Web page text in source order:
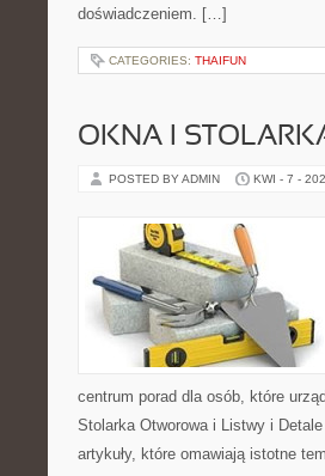
doświadczeniem. […]
CATEGORIES: THAIFUN
OKNA I
POSTED BY ADMIN KWI - 7 -
centrum porad dla osób, które
Stolarka Otworowa i Listwy i
artykuły, które omawiają istotne